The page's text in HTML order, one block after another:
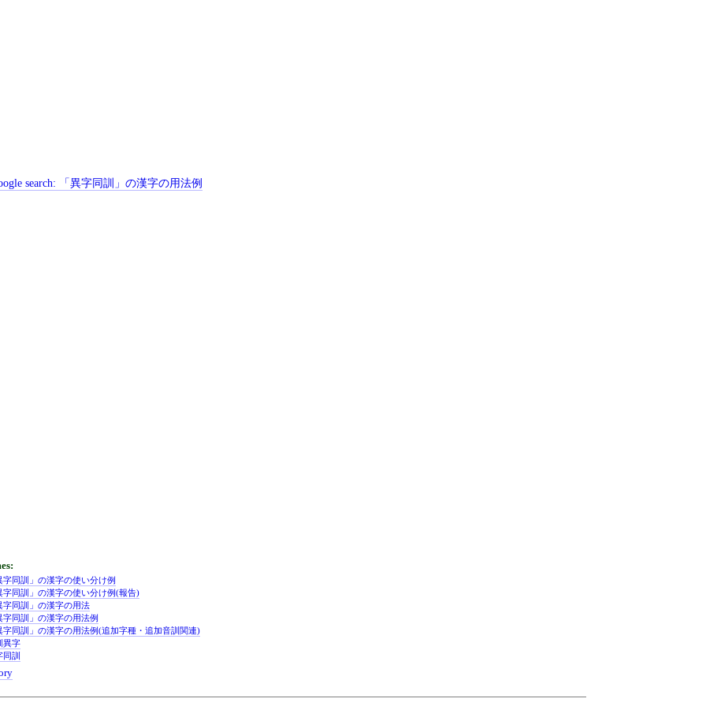
search: 「異字同訓」の漢字の用法例
字同訓」の漢字の使い分け例
字同訓」の漢字の使い分け例(報告)
字同訓」の漢字の用法
字同訓」の漢字の用法例
字同訓」の漢字の用法例(追加字種・追加音訓関連)
異字
同訓